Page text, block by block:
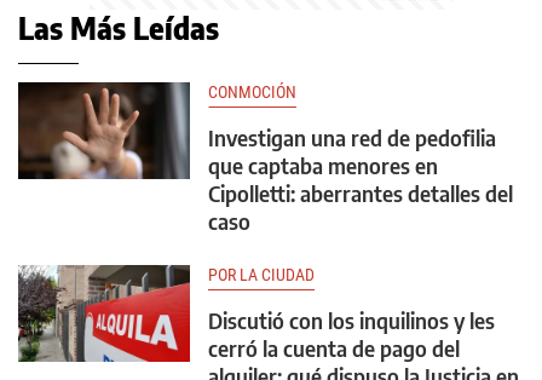
Las Más Leídas
CONMOCIÓN
Investigan una red de pedofilia
que captaba menores en
Cipolletti: aberrantes detalles del
caso
POR LA CIUDAD
Discutió con los inquilinos y les
cerró la cuenta de pago del